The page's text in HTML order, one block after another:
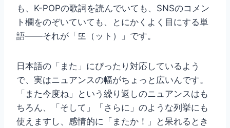
も、K-POPの歌詞を読んでいても、SNSのコメン
ト欄をのぞいていても、とにかくよく目にする単
語——それが「또（ット）」です。
日本語の「また」にぴったり対応しているよう
で、実はニュアンスの幅がちょっと広いんです。
「また今度ね」という繰り返しのニュアンスはも
ちろん、「そして」「さらに」のような列挙にも
使えますし、感情的に「またか！」と呆れるとき